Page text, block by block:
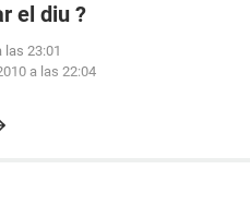
el diu ?
las 23:01
a las 22:04